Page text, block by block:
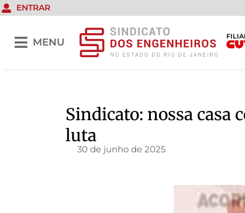
ENTRAR
MENU
Sindicato: nossa casa
luta
30 de junho de 2025